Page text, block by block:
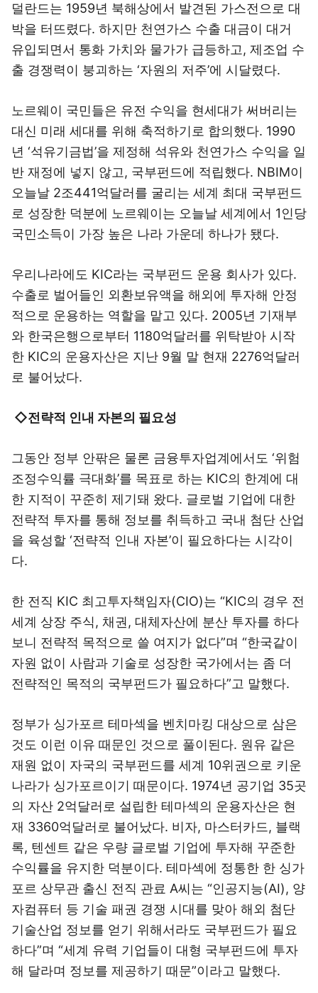
덜란드는 1959년 북해상에서 발견된 가스전으로 대
박을 터뜨렸다. 하지만 천연가스 수출 대금이 대거
유입되면서 통화 가치와 물가가 급등하고, 제조업 수
출 경쟁력이 붕괴하는 ‘자원의 저주’에 시달렸다.
노르웨이 국민들은 유전 수익을 현세대가 써버리는
대신 미래 세대를 위해 축적하기로 합의했다. 1990
년 ‘석유기금법’을 제정해 석유와 천연가스 수익을 일
반 재정에 넣지 않고, 국부펀드에 적립했다. NBIM이
오늘날 2조441억달러를 굴리는 세계 최대 국부펀드
로 성장한 덕분에 노르웨이는 오늘날 세계에서 1인당
국민소득이 가장 높은 나라 가운데 하나가 됐다.
우리나라에도 KIC라는 국부펀드 운용 회사가 있다.
수출로 벌어들인 외환보유액을 해외에 투자해 안정
적으로 운용하는 역할을 맡고 있다. 2005년 기재부
와 한국은행으로부터 1180억달러를 위탁받아 시작
한 KIC의 운용자산은 지난 9월 말 현재 2276억달러
로 불어났다.
◇전략적 인내 자본의 필요성
그동안 정부 안팎은 물론 금융투자업계에서도 ‘위험
조정수익률 극대화’를 목표로 하는 KIC의 한계에 대
한 지적이 꾸준히 제기돼 왔다. 글로벌 기업에 대한
전략적 투자를 통해 정보를 취득하고 국내 첨단 산업
을 육성할 ‘전략적 인내 자본’이 필요하다는 시각이
다.
한 전직 KIC 최고투자책임자(CIO)는 “KIC의 경우 전
세계 상장 주식, 채권, 대체자산에 분산 투자를 하다
보니 전략적 목적으로 쓸 여지가 없다”며 “한국같이
자원 없이 사람과 기술로 성장한 국가에서는 좀 더
전략적인 목적의 국부펀드가 필요하다”고 말했다.
정부가 싱가포르 테마섹을 벤치마킹 대상으로 삼은
것도 이런 이유 때문인 것으로 풀이된다. 원유 같은
재원 없이 자국의 국부펀드를 세계 10위권으로 키운
나라가 싱가포르이기 때문이다. 1974년 공기업 35곳
의 자산 2억달러로 설립한 테마섹의 운용자산은 현
재 3360억달러로 불어났다. 비자, 마스터카드, 블랙
록, 텐센트 같은 우량 글로벌 기업에 투자해 꾸준한
수익률을 유지한 덕분이다. 테마섹에 정통한 한 싱가
포르 상무관 출신 전직 관료 A씨는 “인공지능(AI), 양
자컴퓨터 등 기술 패권 경쟁 시대를 맞아 해외 첨단
기술산업 정보를 얻기 위해서라도 국부펀드가 필요
하다”며 “세계 유력 기업들이 대형 국부펀드에 투자
해 달라며 정보를 제공하기 때문”이라고 말했다.